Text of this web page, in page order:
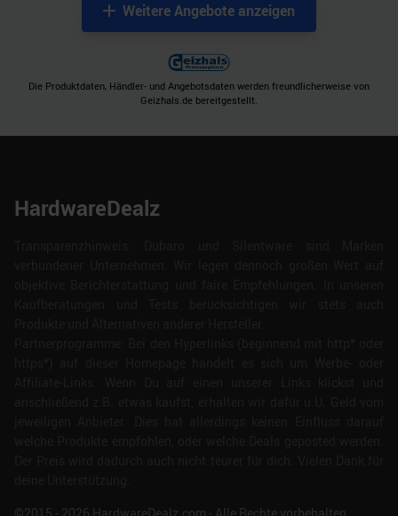
Weitere Angebote anzeigen
Die Produktdaten, Händler- und Angebotsdaten werden freundlicherweise von
Geizhals.de bereitgestellt.
HardwareDealz